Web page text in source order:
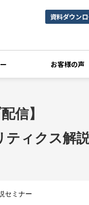
資料ダウン
お客様の声
信】
ティクス解
セミナー